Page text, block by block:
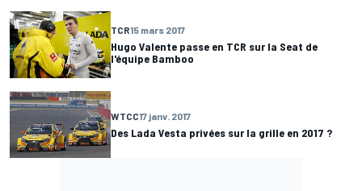
TCR15 mars 2017
Hugo Valente passe en TCR sur la Seat de
l'équipe Bamboo
WTCC17 janv. 2017
Des Lada Vesta privées sur la grille en 2017 ?